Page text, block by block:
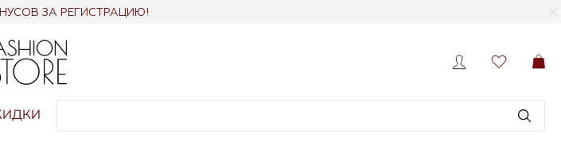
ЗА РЕГИСТРАЦИЮ!